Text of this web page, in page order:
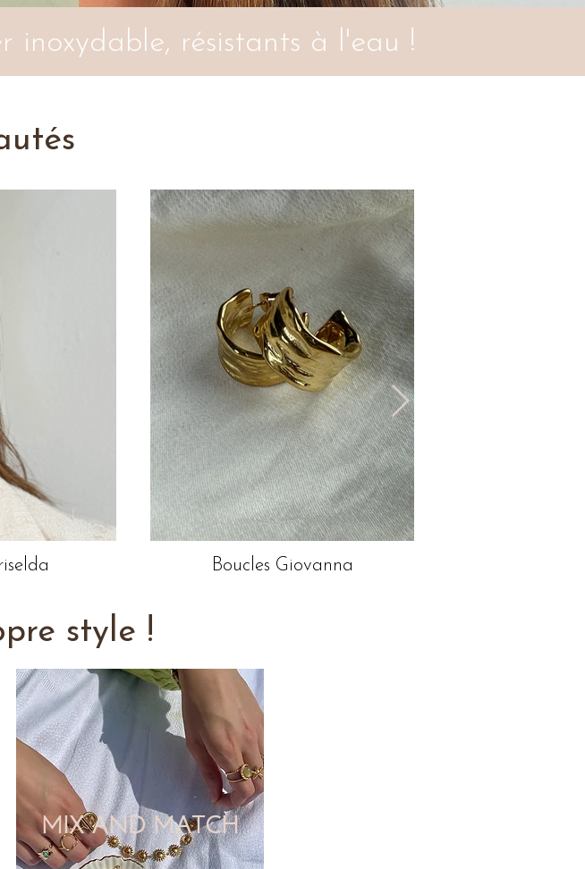
inoxydable, résistants à l'eau !
Boucles Giovanna
style !
MIX AND MATCH